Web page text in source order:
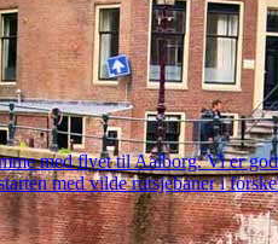
med flyet til Aalborg. Vi er
med vilde rutsjebaner i